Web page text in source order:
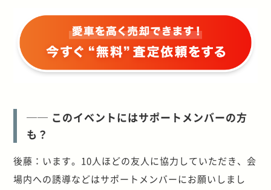
── このイベントにはサポートメンバーの方
も？
後藤：います。10人ほどの友人に協力していただき、会
場内への誘導などはサポートメンバーにお願いしまし